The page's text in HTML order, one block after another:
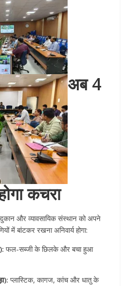
अब 4
कचरा
और व्यावसायिक संस्थान को अपने
में बांटकर रखना अनिवार्य होगा:
फल-सब्जी के छिलके और बचा हुआ
प्लास्टिक, कागज, कांच और धातु के